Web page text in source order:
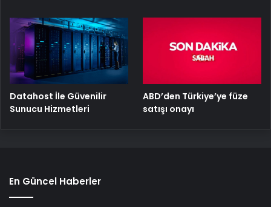
Datahost İle Güvenilir
Sunucu Hizmetleri
ABD’den Türkiye’ye füze
satışı onayı
En Güncel Haberler